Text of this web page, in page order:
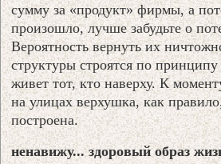
сумму за «продукт» фирмы, а
произошло, лучше забудьте о
Вероятность вернуть их
структуры строятся по
живет тот, кто наверху. К
на улицах верхушка, как
построена.
ненавижу... здоровый образ